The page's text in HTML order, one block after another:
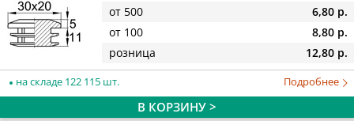
от 500
6,80 р.
от 100
8,80 р.
розница
12,80 р.
на складе 122 115 шт. Подробнее
В КОРЗИНУ >